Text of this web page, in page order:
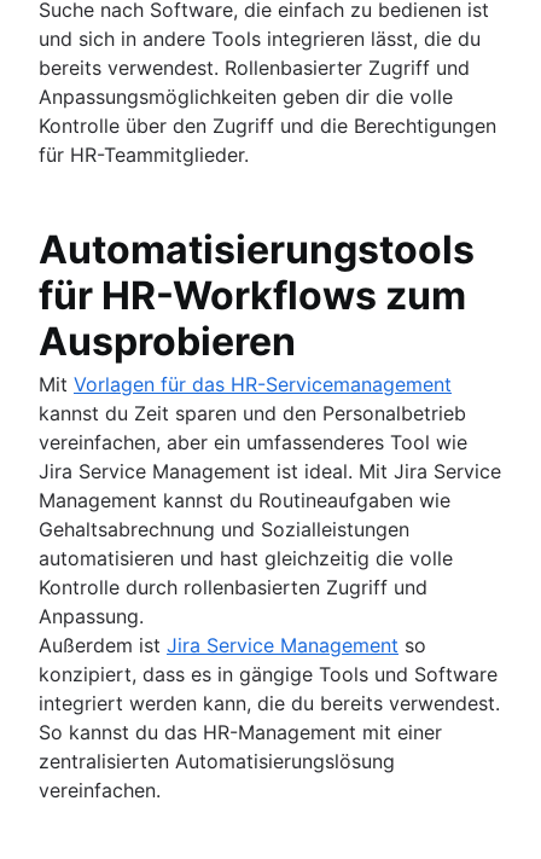
Suche nach Software, die einfach zu bedienen ist
und sich in andere Tools integrieren lässt, die du
bereits verwendest. Rollenbasierter Zugriff und
Anpassungsmöglichkeiten geben dir die volle
Kontrolle über den Zugriff und die Berechtigungen
für HR-Teammitglieder.
Automatisierungstools
für HR-Workflows zum
Ausprobieren
Mit Vorlagen für das HR-Servicemanagement
kannst du Zeit sparen und den Personalbetrieb
vereinfachen, aber ein umfassenderes Tool wie
Jira Service Management ist ideal. Mit Jira Service
Management kannst du Routineaufgaben wie
Gehaltsabrechnung und Sozialleistungen
automatisieren und hast gleichzeitig die volle
Kontrolle durch rollenbasierten Zugriff und
Anpassung.
Außerdem ist Jira Service Management so
konzipiert, dass es in gängige Tools und Software
integriert werden kann, die du bereits verwendest.
So kannst du das HR-Management mit einer
zentralisierten Automatisierungslösung
vereinfachen.